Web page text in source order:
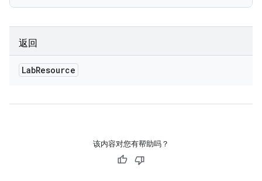
返回
LabResource
该内容对您有帮助吗？